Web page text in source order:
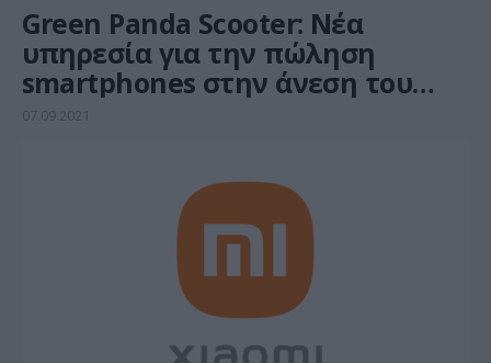
Green Panda Scooter: Νέα
υπηρεσία για την πώληση
smartphones στην άνεση του
σπιτιού σου
07.09.2021